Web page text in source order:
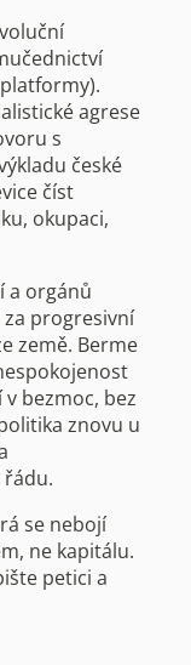
agrese
s
české
číst
okupaci,
a orgánů
progresivní
země. Berme
bezmoc, bez
znovu u
se nebojí
ne kapitálu.
petici a